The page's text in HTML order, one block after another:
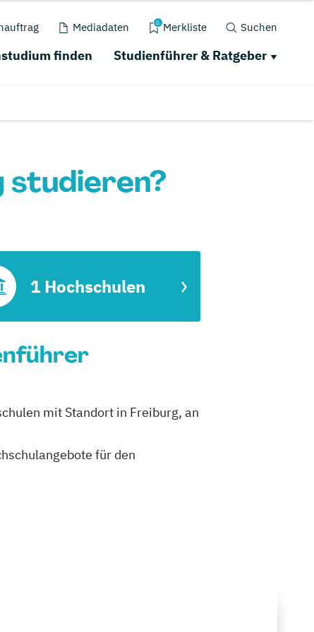
Mediadaten 0 Merkliste Suchen
finden Studienführer & Ratgeber
studieren?
1 Hochschulen
mit Standort in Freiburg, an
für den